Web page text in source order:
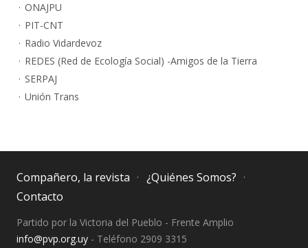
ONAJPU
PIT-CNT
Radio Vidardevoz
REDES (Red de Ecología Social) -Amigos de la Tierra
SERPAJ
Unión Trans
Compañero, la revista
¿Quiénes Somos?
Contacto
Partido por la Victoria del Pueblo - Frente Amplio
info@pvp.org.uy - Teléfono 2909 3315